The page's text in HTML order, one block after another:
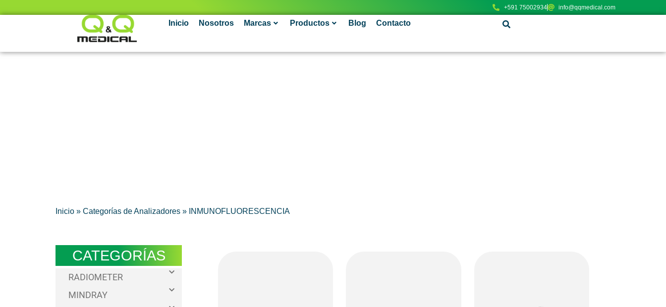
+591 75002934 info@qqmedical.com
Inicio Nosotros Marcas Productos Blog Contacto
Inicio » Categorías de Analizadores » INMUNOFLUORESCENCIA
CATEGORÍAS
RADIOMETER
MINDRAY